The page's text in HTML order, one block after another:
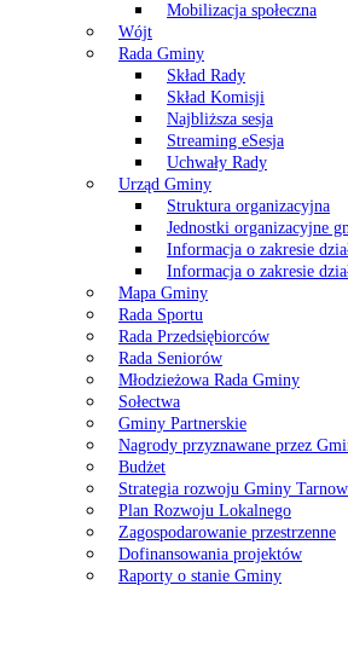
Mobilizacja społeczna
Wójt
Rada Gminy
Skład Rady
Skład Komisji
Najbliższa sesja
Streaming eSesja
Uchwały Rady
Urząd Gminy
Struktura organizacyjna
Jednostki organizacyjne
Informacja o zakresie
Informacja o zakresie
Mapa Gminy
Rada Sportu
Rada Przedsiębiorców
Rada Seniorów
Młodzieżowa Rada Gminy
Sołectwa
Gminy Partnerskie
Nagrody przyznawane przez
Budżet
Strategia rozwoju Gminy
Plan Rozwoju Lokalnego
Zagospodarowanie przestrzenne
Dofinansowania projektów
Raporty o stanie Gminy